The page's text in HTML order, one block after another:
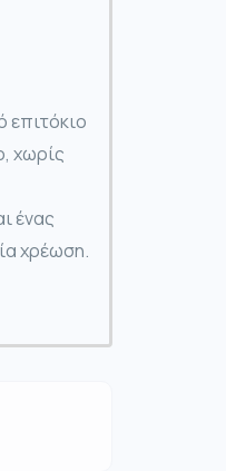
επιτόκιο
χωρίς
ένας
χρέωση.